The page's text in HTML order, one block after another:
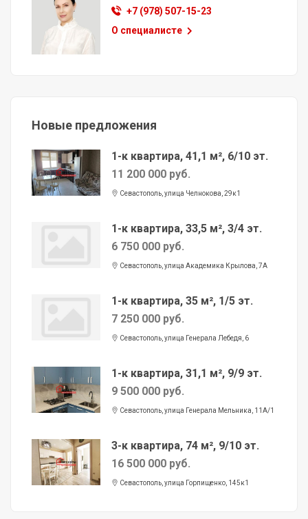
+7 (978) 507-15-23
О специалисте
Новые предложения
1-к квартира, 41,1 м², 6/10 эт.
11 200 000 руб.
Севастополь, улица Челнокова, 29к1
1-к квартира, 33,5 м², 3/4 эт.
6 750 000 руб.
Севастополь, улица Академика Крылова, 7А
1-к квартира, 35 м², 1/5 эт.
7 250 000 руб.
Севастополь, улица Генерала Лебедя, 6
1-к квартира, 31,1 м², 9/9 эт.
9 500 000 руб.
Севастополь, улица Генерала Мельника, 11А/1
3-к квартира, 74 м², 9/10 эт.
16 500 000 руб.
Севастополь, улица Горпищенко, 145к1